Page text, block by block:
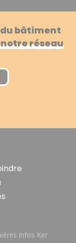
du bâtiment
réseau
infos Ker